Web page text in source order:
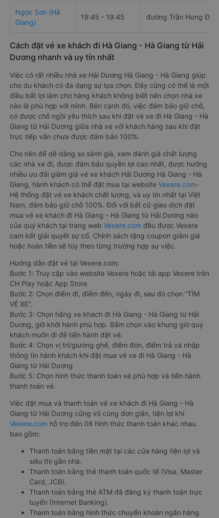
Ngọc Sơn (Hà
Giang)
19:45 - 19:45 đường Trần Hưng Đạo
Cách đặt vé xe khách đi Hà Giang - Hà Giang từ Hải
Dương nhanh và uy tín nhất
Việc có rất nhiều nhà xe Hải Dương Hà Giang - Hà Giang giúp
cho du khách có đa dạng sự lựa chọn. Đây cũng có thể là một
điều bất lợi làm cho hàng khách không biết nên chọn nhà xe
nào là phù hợp với mình. Bên cạnh đó, việc đảm bảo giữ chỗ,
có được chỗ ngồi yêu thích sau khi đặt vé xe đi Hà Giang - Hà
Giang từ Hải Dương giữa nhà xe với khách hàng sau khi đặt
trực tiếp vẫn chưa được đảm bảo 100%.
Cho nên để dễ dàng so sánh giá, xem đánh giá chất lượng
các nhà xe đi, được đảm bảo quyền lợi cao nhất, được hưởng
nhiều ưu đãi giảm giá vé xe khách Hải Dương Hà Giang - Hà
Giang, hành khách có thể đặt mua tại website Vexere.com-
Hệ thống đặt vé xe khách chất lượng, và uy tín nhất tại Việt
Nam, đảm bảo giữ chỗ 100%. Đối với bất cứ giao dịch đặt
mua vé xe khách đi Hà Giang - Hà Giang từ Hải Dương nào
của quý khách tại trang web Vexere.com đều được Vexere
cam kết giải quyết sự cố. Chính sách tặng coupon giảm giá
hoặc hoàn tiền sẽ tùy theo từng trường hợp sự việc.
Hướng dẫn đặt vé tại Vexere.com:
Bước 1: Truy cập vào website Vexere hoặc tải app Vexere trên
CH Play hoặc App Store.
Bước 2: Chọn điểm đi, điểm đến, ngày đi, sau đó chọn “TÌM
VÉ XE”.
Bước 3: Chọn hãng xe khách đi Hà Giang - Hà Giang từ Hải
Dương, giờ khởi hành phù hợp. Bấm chọn vào khung giờ quý
khách muốn đi để tiến hành đặt vé.
Bước 4: Chọn vị trí/giường ghế, điểm đón, điểm trả và nhập
thông tin hành khách khi đặt mua vé xe đi Hà Giang - Hà
Giang từ Hải Dương
Bước 5: Chọn hình thức thanh toán vé phù hợp và tiến hành
thanh toán vé.
Việc đặt mua và thanh toán vé xe khách đi Hà Giang - Hà
Giang từ Hải Dương cũng vô cùng đơn giản, tiện lợi khi
Vexere.com hỗ trợ đến 06 hình thức thanh toán khác nhau
bao gồm:
Thanh toán bằng tiền mặt tại các cửa hàng tiện lợi và
siêu thị gần nhà.
Thanh toán bằng thẻ thanh toán quốc tế (Visa, Master
Card, JCB).
Thanh toán bằng thẻ ATM đã đăng ký thanh toán trực
tuyến (Internet Banking).
Thanh toán bằng hình thức chuyển khoản ngân hàng.